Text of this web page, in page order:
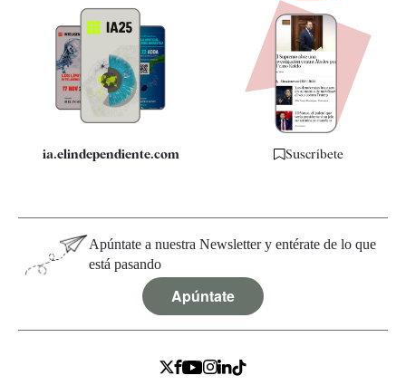
Quiénes somos
Especificaciones
ia.elindependiente.com Suscríbete
Apúntate a nuestra Newsletter y entérate de lo que
está pasando
Apúntate